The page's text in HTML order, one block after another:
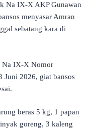
Na IX-X AKP Gunawan
menyasar Amran
sebatang kara di
Na IX-X Nomor
Juni 2026, giat bansos
beras 5 kg, 1 papan
goreng, 3 kaleng